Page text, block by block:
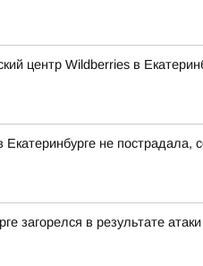
центр Wildberries в
не пострадала,
загорелся в результате